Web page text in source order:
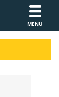
MENU